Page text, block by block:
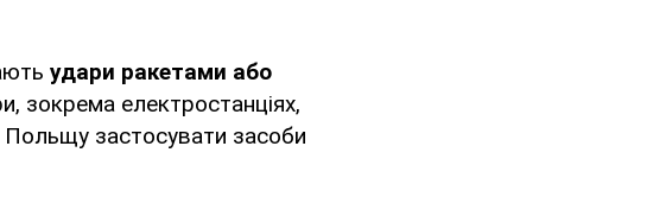
удари ракетами або
зокрема електростанціях,
Польщу застосувати засоби